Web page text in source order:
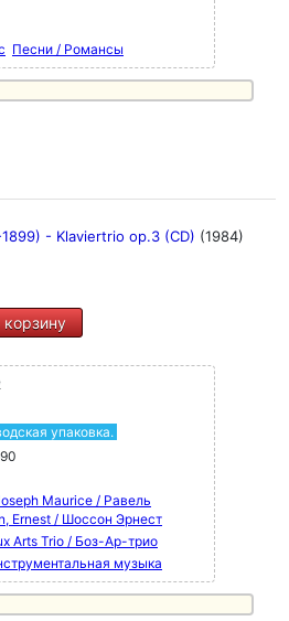
Песни / Романсы
- Klaviertrio op.3 (CD) (1984)
упаковка.
Maurice / Равель
Ernest / Шоссон Эрнест
Arts Trio / Боз-Ар-трио
музыка